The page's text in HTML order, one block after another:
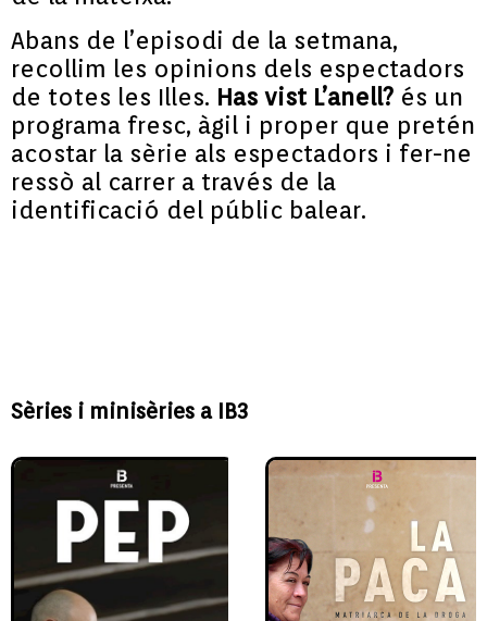
Abans de l’episodi de la setmana,
recollim les opinions dels espectadors
de totes les Illes. Has vist L’anell? és un
programa fresc, àgil i proper que pretén
acostar la sèrie als espectadors i fer-ne
ressò al carrer a través de la
identificació del públic balear.
Sèries i minisèries a IB3